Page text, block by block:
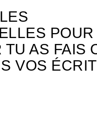
POUR
TU AS FAIS
VOS